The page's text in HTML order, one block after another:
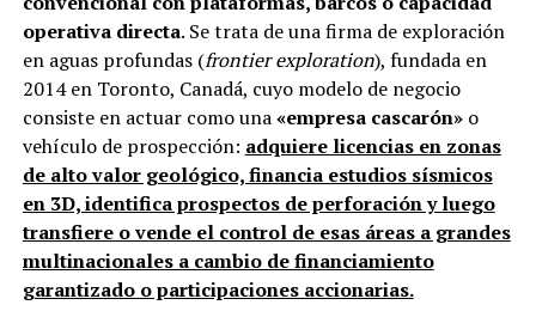
operativa directa. Se trata de una firma de exploración
en aguas profundas (frontier exploration), fundada en
2014 en Toronto, Canadá, cuyo modelo de negocio
consiste en actuar como una«empresa cascarón»o
vehículo de prospección: adquiere licencias en zonas
de alto valor geológico, financia estudios sísmicos
en 3D, identifica prospectos de perforación y luego
transfiere o vende el control de esas áreas a grandes
multinacionales a cambio de financiamiento
garantizado o participaciones accionarias.